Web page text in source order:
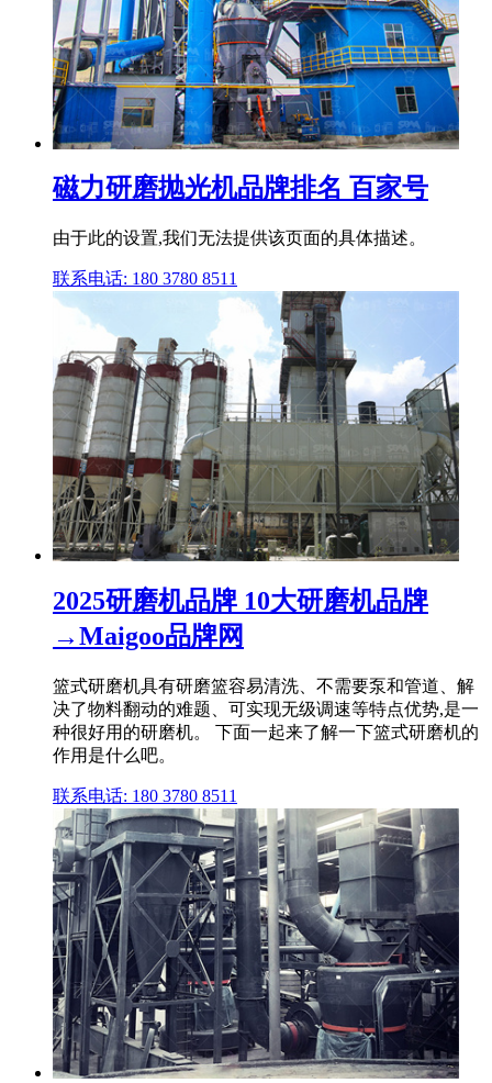
磁力研磨抛光机品牌排名 百家号
由于此的设置,我们无法提供该页面的具体描述。
联系电话: 180 3780 8511
2025研磨机品牌 10大研磨机品牌
→Maigoo品牌网
篮式研磨机具有研磨篮容易清洗、不需要泵和管道、解
决了物料翻动的难题、可实现无级调速等特点优势,是一
种很好用的研磨机。 下面一起来了解一下篮式研磨机的
作用是什么吧。
联系电话: 180 3780 8511